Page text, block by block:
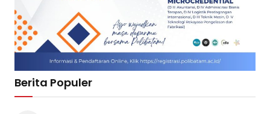
Berita Populer